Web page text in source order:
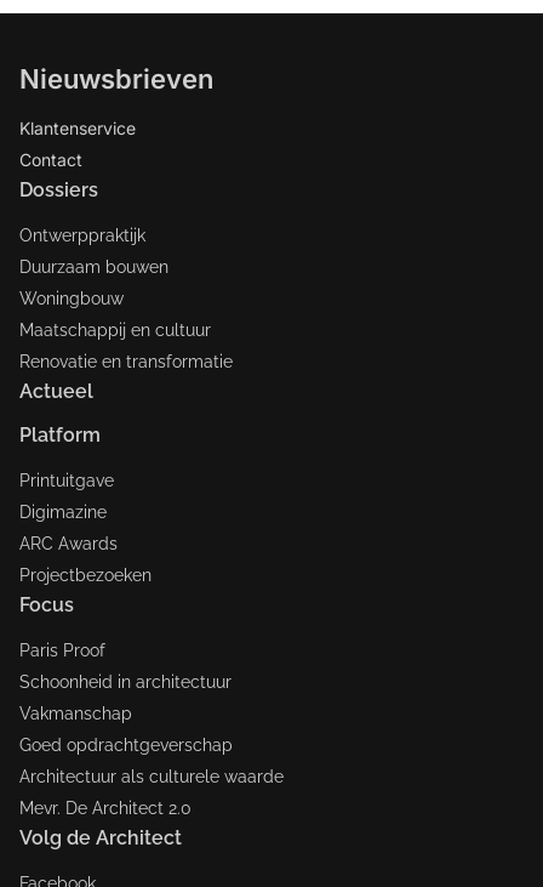
Nieuwsbrieven
Klantenservice
Contact
Dossiers
Ontwerppraktijk
Duurzaam bouwen
Woningbouw
Maatschappij en cultuur
Renovatie en transformatie
Actueel
Platform
Printuitgave
Digimazine
ARC Awards
Projectbezoeken
Focus
Paris Proof
Schoonheid in architectuur
Vakmanschap
Goed opdrachtgeverschap
Architectuur als culturele waarde
Mevr. De Architect 2.0
Volg de Architect